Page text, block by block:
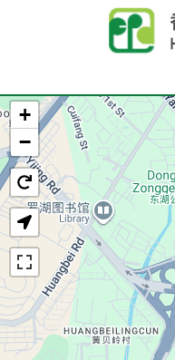
Skip to main content
首页
+
−